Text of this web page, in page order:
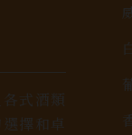
式酒類
擇和卓